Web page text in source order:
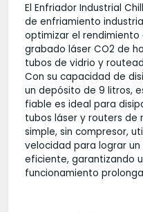
El Enfriador Industrial
de enfriamiento
optimizar el
grabado láser CO2 de
tubos de vidrio y
Con su capacidad de
un depósito de 9 litros,
fiable es ideal para
tubos láser y routers de
simple, sin compresor,
velocidad para lograr
eficiente, garantizando
funcionamiento